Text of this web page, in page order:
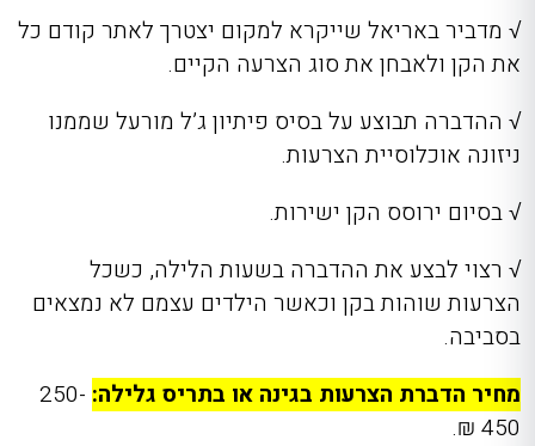
√ מדביר באריאל שייקרא למקום יצטרך לאתר קודם כל
את הקן ולאבחן את סוג הצרעה הקיים.
√ ההדברה תבוצע על בסיס פיתיון ג’ל מורעל שממנו
ניזונה אוכלוסיית הצרעות.
√בסיום ירוסס הקן ישירות.
√ רצוי לבצע את ההדברה בשעות הלילה, כשכל
הצרעות שוהות בקן וכאשר הילדים עצמם לא נמצאים
בסביבה.
מחיר הדברת הצרעות בגינה או בתריס גלילה: 250-
450 ₪.